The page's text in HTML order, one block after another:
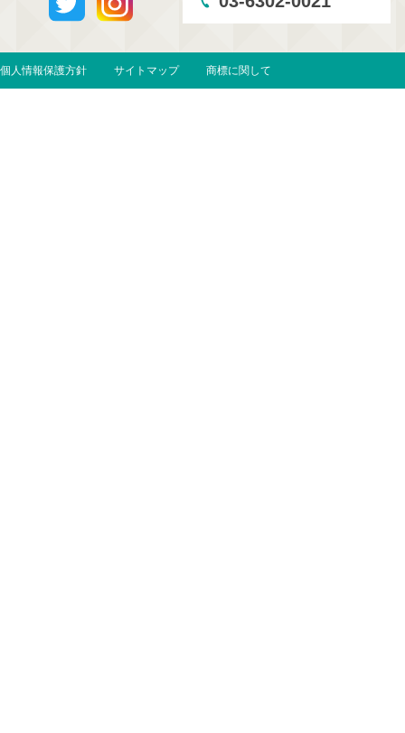
個人情報保護方針 サイトマップ 商標に関して